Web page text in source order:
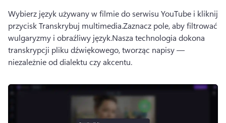
Wybierz język używany w filmie do serwisu YouTube i kliknij
przycisk Transkrybuj multimedia.Zaznacz pole, aby filtrować
wulgaryzmy i obraźliwy język.Nasza technologia dokona
transkrypcji pliku dźwiękowego, tworząc napisy —
niezależnie od dialektu czy akcentu.